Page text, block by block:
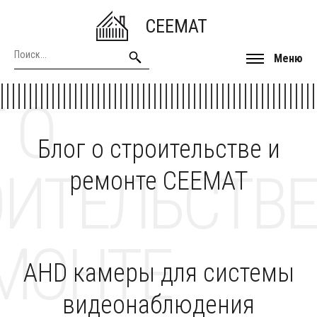
CEEMAT
Меню
Блог о строительстве и
ремонте CEEMAT
О
AHD камеры для системы
видеонаблюдения